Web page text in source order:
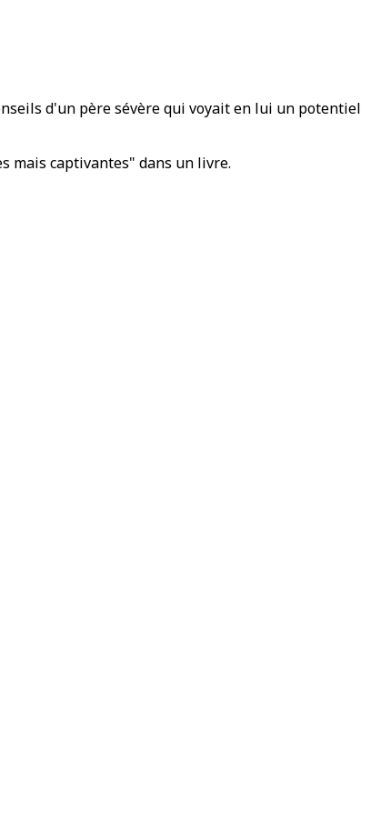
d'un père sévère qui voyait en lui un potentiel
mais captivantes" dans un livre.